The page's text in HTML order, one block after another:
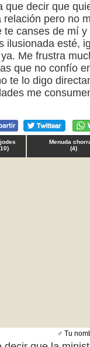
que decir que
relación pero no
te canses de mí
ilusionada esté,
Me frustra
que no confío
te lo digo
me
10)
Menuda
(4)
♂ Tu